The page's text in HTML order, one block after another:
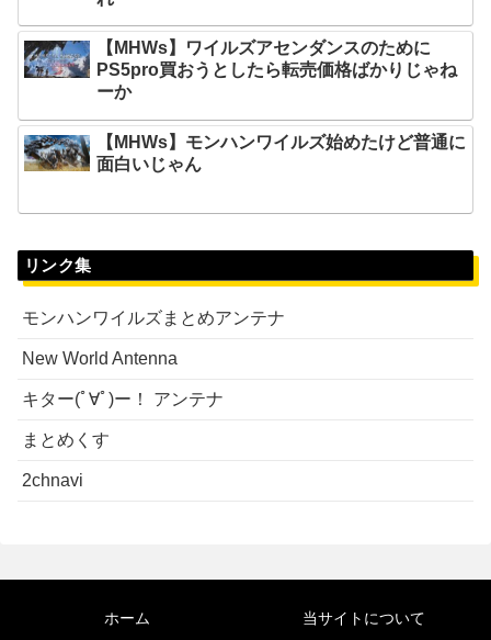
【MHWs】ワイルズアセンダンスのために
PS5pro買おうとしたら転売価格ばかりじゃね
ーか
【MHWs】モンハンワイルズ始めたけど普通に
面白いじゃん
リンク集
モンハンワイルズまとめアンテナ
New World Antenna
キター(ﾟ∀ﾟ)ー！ アンテナ
まとめくす
2chnavi
ホーム 当サイトについて